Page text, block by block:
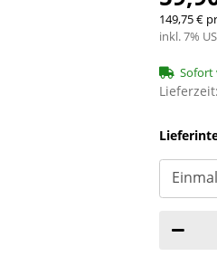
149,75 €
inkl. 7%
Sofort
Lieferzeit:
Loading...